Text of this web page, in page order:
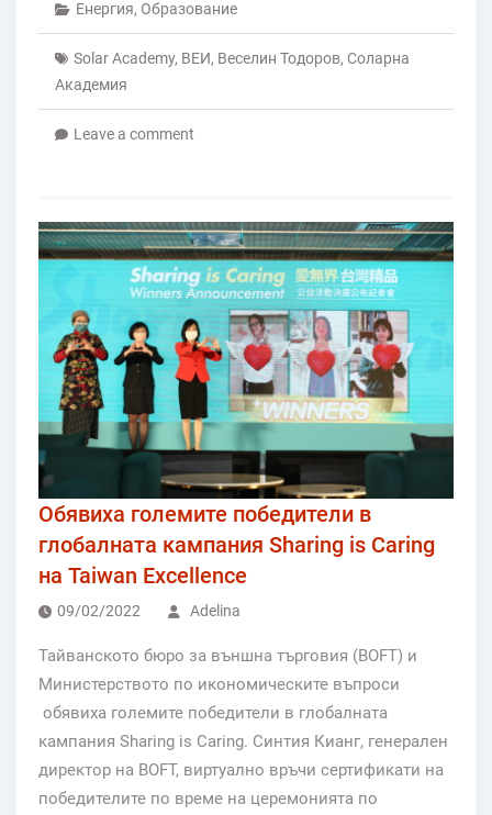
Енергия, Образование
Solar Academy, ВЕИ, Веселин Тодоров, Соларна
Академия
Leave a comment
Обявиха големите победители в
глобалната кампания Sharing is Caring
на Taiwan Excellence
09/02/2022 Adelina
Тайванското бюро за външна търговия (BOFT) и
Министерството по икономическите въпроси
обявиха големите победители в глобалната
кампания Sharing is Caring. Синтия Кианг, генерален
директор на BOFT, виртуално връчи сертификати на
победителите по време на церемонията по